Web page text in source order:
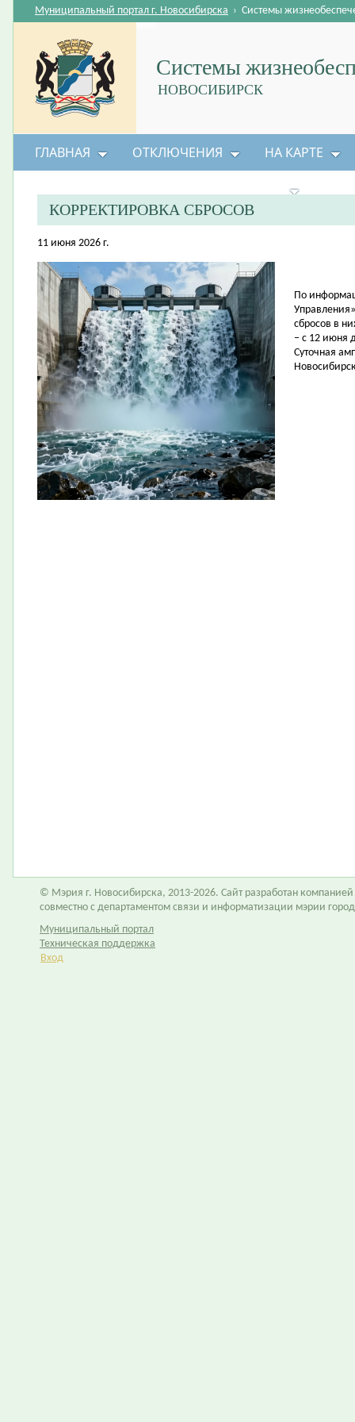
Системы
НОВОСИБИРСК
Муниципальный портал г. Новосибирска › Системы
ГЛАВНАЯ ОТКЛЮЧЕНИЯ НА КАРТЕ
КОРРЕКТИРОВКА СБРОСОВ
11 июня 2026 г.
По
сбросов в
– с 12 июня
Суточная
© Мэрия г. Новосибирска, 2013-2026. Сайт разработан компанией
совместно с департаментом связи и информатизации мэрии
Муниципальный портал
Техническая поддержка
Вход